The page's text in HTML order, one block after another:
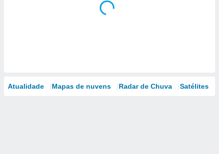
Atualidade Mapas de nuvens Radar de Chuva Satélites